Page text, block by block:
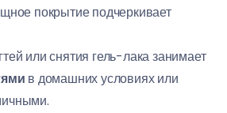
покрытие подчеркивает
или снятия гель-лака занимает
в домашних условиях или